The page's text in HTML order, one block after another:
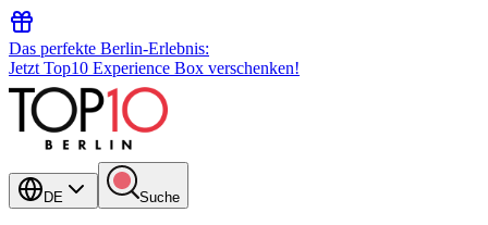
Das perfekte Berlin-Erlebnis:
Jetzt Top10 Experience Box verschenken!
DE Suche